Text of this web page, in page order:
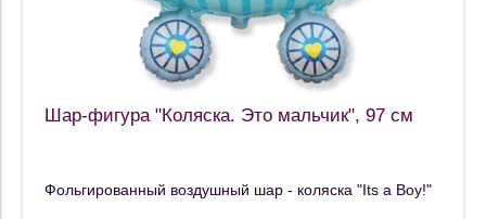
Шар-фигура "Коляска. Это мальчик", 97 см
Фольгированный воздушный шар - коляска "Its a Boy!"